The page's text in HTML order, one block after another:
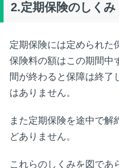
2.定期保険のしくみ
定期保険には定められた
保険料の額はこの期間中
間が終わると保障は終了
はありません。
また定期保険を途中で解
どありません。
これらのしくみを図であ